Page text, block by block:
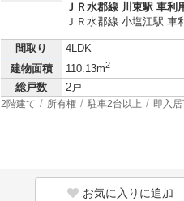
ＪＲ水郡線 川東駅 車利
ＪＲ水郡線 小塩江駅 車
間取り
4LDK
建物面積
110.13m2
総戸数 2戸
2階建て 所有権 駐車2台以上 即入
お気に入りに追加